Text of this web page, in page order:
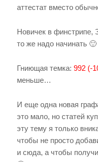
аттестат вместо
Новичек в финстрипе,
то же надо начинать 🙂
Гниющая темка: 992 (-
меньше…
И еще одна новая
это мало, но статей
эту тему я только
чтобы не просто
и сюда, а чтобы